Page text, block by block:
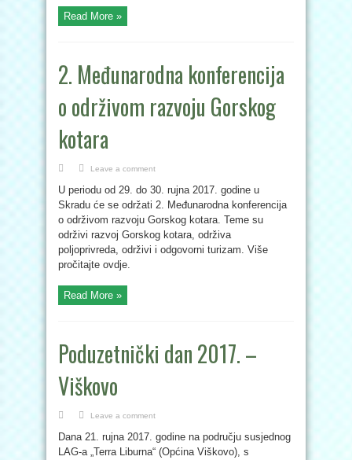
Read More »
2. Međunarodna konferencija
o održivom razvoju Gorskog
kotara
Leave a comment
U periodu od 29. do 30. rujna 2017. godine u
Skradu će se održati 2. Međunarodna konferencija
o održivom razvoju Gorskog kotara. Teme su
održivi razvoj Gorskog kotara, održiva
poljoprivreda, održivi i odgovorni turizam. Više
pročitajte ovdje.
Read More »
Poduzetnički dan 2017. –
Viškovo
Leave a comment
Dana 21. rujna 2017. godine na području susjednog
LAG-a „Terra Liburna“ (Općina Viškovo), s